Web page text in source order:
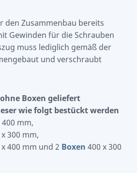
den Zusammenbau bereits
Gewinden für die Schrauben
muss lediglich gemäß der
und verschraubt
Boxen geliefert
wie folgt bestückt werden
400 mm,
300 mm,
x 400 mm und 2 Boxen 400 x 300